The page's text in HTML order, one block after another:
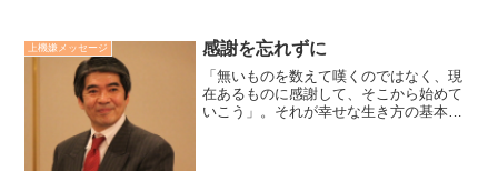
「自利の為の利他」ということでもない
と考えます。私利私欲や私欲...
上機嫌メッセージ 感謝を忘れずに
「無いものを数えて嘆くのではなく、現
在あるものに感謝して、そこから始めて
いこう」。それが幸せな生き方の基本で